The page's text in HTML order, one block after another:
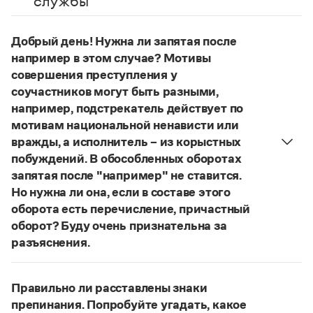
Словари русского языка как государственного
Справочники
Правила русской орфографии и пунктуации
Русский язык. Краткий теоретический курс
для школьников
Письмовник
Справочник по пунктуации
Словарь-справочник трудностей
Справочник по фразеологии
Азбучные истины
Словарь-справочник непростые слова
Все справочники портала
Новости и события
Управление в русском языке
Словарь русских имён
Словарь методических терминов
Правила русской орфографии и пунктуации
(1956)
Добрый день! Нужна ли запятая после
например в этом случае? Мотивы
совершения преступления у
соучастников могут быть разными,
например, подстрекатель действует по
мотивам национальной ненависти или
вражды, а исполнитель – из корыстных
побуждений. В обособленных оборотах
запятая после "например" не ставится.
Но нужна ли она, если в составе этого
оборота есть перечисление, причастный
оборот? Буду очень признательна за
разъяснения.
В § 94«Правил русской орфографии и пунктуации»
слова и сочетания слов, стоящие на границе
частей сложного предложения и относящиеся к
Правильно ли расставлены знаки
препинания. Попробуйте угадать, какое